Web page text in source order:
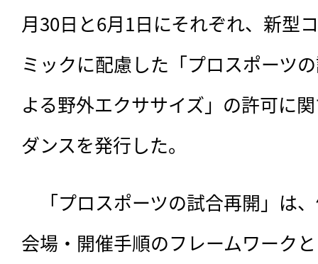
月30日と6月1日にそれぞれ、新型
ミックに配慮した「プロスポーツ
よる野外エクササイズ」の許可に
ダンスを発行した。
「プロスポーツの試合再開」は
会場・開催手順のフレームワーク